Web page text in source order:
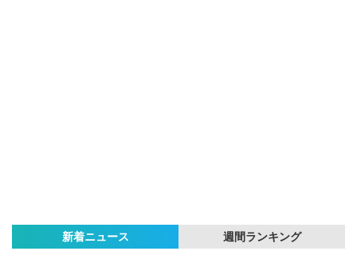
新着ニュース 週間ランキング